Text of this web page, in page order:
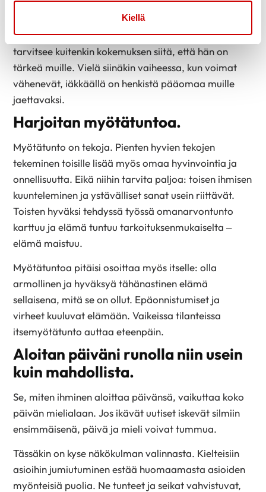
Kiellä
Vanhoja ihmisiä katsotaan monesti vastaanottavan,
hoivattavan ihmisen näkökulmasta. Jokainen ihminen
tarvitsee kuitenkin kokemuksen siitä, että hän on
tärkeä muille. Vielä siinäkin vaiheessa, kun voimat
vähenevät, iäkkäällä on henkistä pääomaa muille
jaettavaksi.
Harjoitan myötätuntoa.
Myötätunto on tekoja. Pienten hyvien tekojen
tekeminen toisille lisää myös omaa hyvinvointia ja
onnellisuutta. Eikä niihin tarvita paljoa: toisen ihmisen
kuunteleminen ja ystävälliset sanat usein riittävät.
Toisten hyväksi tehdyssä työssä omanarvontunto
karttuu ja elämä tuntuu tarkoituksenmukaiselta –
elämä maistuu.
Myötätuntoa pitäisi osoittaa myös itselle: olla
armollinen ja hyväksyä tähänastinen elämä
sellaisena, mitä se on ollut. Epäonnistumiset ja
virheet kuuluvat elämään. Vaikeissa tilanteissa
itsemyötätunto auttaa eteenpäin.
Aloitan päiväni runolla niin usein
kuin mahdollista.
Se, miten ihminen aloittaa päivänsä, vaikuttaa koko
päivän mielialaan. Jos ikävät uutiset iskevät silmiin
ensimmäisenä, päivä ja mieli voivat tummua.
Tässäkin on kyse näkökulman valinnasta. Kielteisiin
asioihin jumiutuminen estää huomaamasta asioiden
myönteisiä puolia. Ne tunteet ja seikat vahvistuvat,